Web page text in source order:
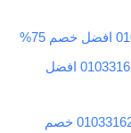
شركة مكافحة حشرات في جمعية عرابي 01033162010 افضل
شركة مكافحة حشرات في التجمع الثالث 01033162010 خصم